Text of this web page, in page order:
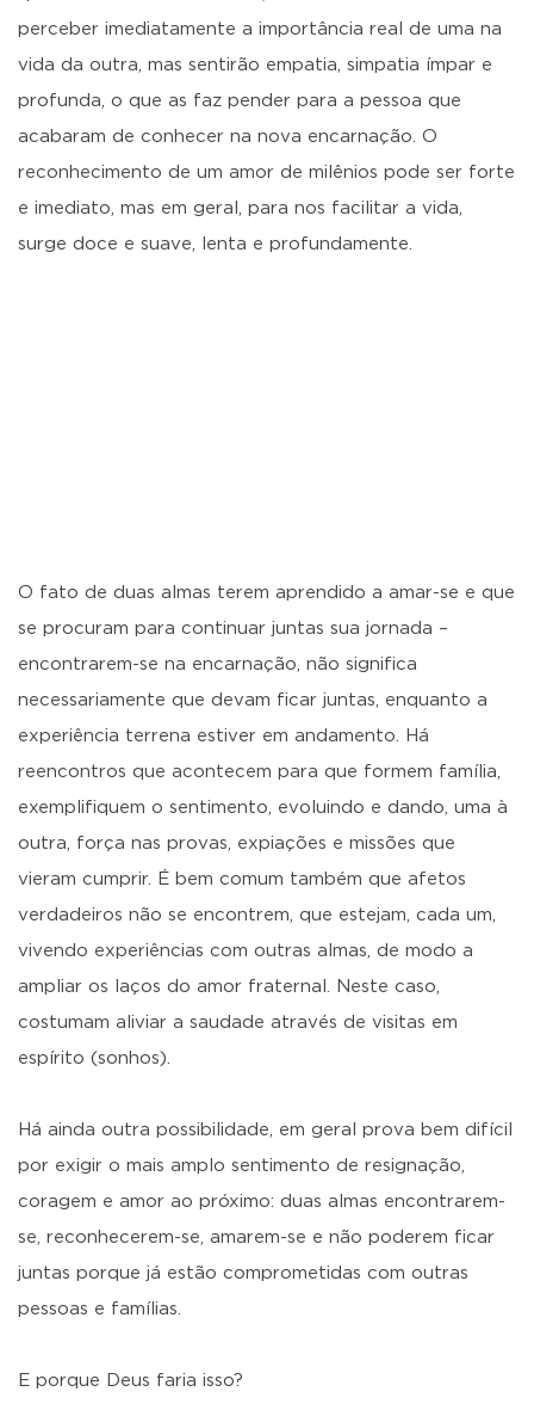
perceber imediatamente a importância real de uma na
vida da outra, mas sentirão empatia, simpatia ímpar e
profunda, o que as faz pender para a pessoa que
acabaram de conhecer na nova encarnação. O
reconhecimento de um amor de milênios pode ser forte
e imediato, mas em geral, para nos facilitar a vida,
surge doce e suave, lenta e profundamente.
O fato de duas almas terem aprendido a amar-se e que
se procuram para continuar juntas sua jornada –
encontrarem-se na encarnação, não significa
necessariamente que devam ficar juntas, enquanto a
experiência terrena estiver em andamento. Há
reencontros que acontecem para que formem família,
exemplifiquem o sentimento, evoluindo e dando, uma à
outra, força nas provas, expiações e missões que
vieram cumprir. É bem comum também que afetos
verdadeiros não se encontrem, que estejam, cada um,
vivendo experiências com outras almas, de modo a
ampliar os laços do amor fraternal. Neste caso,
costumam aliviar a saudade através de visitas em
espírito (sonhos).
Há ainda outra possibilidade, em geral prova bem difícil
por exigir o mais amplo sentimento de resignação,
coragem e amor ao próximo: duas almas encontrarem-
se, reconhecerem-se, amarem-se e não poderem ficar
juntas porque já estão comprometidas com outras
pessoas e famílias.
E porque Deus faria isso?